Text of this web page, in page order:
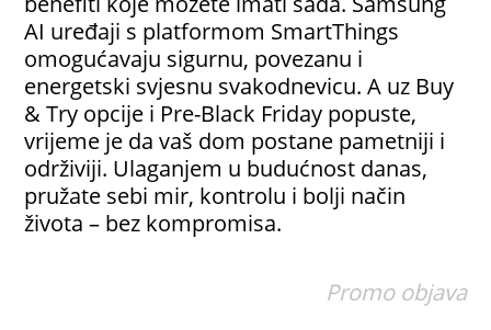
AI uređaji s platformom SmartThings
omogućavaju sigurnu, povezanu i
energetski svjesnu svakodnevicu. A uz Buy
& Try opcije i Pre-Black Friday popuste,
vrijeme je da vaš dom postane pametniji i
održiviji. Ulaganjem u budućnost danas,
pružate sebi mir, kontrolu i bolji način
života – bez kompromisa.
Promo objava